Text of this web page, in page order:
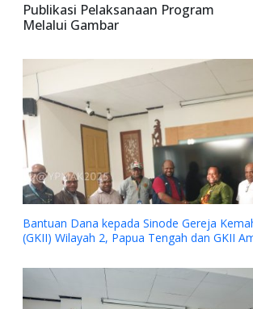
Publikasi Pelaksanaan Program
Melalui Gambar
Bantuan Dana kepada Sinode Gereja
(GKII) Wilayah 2, Papua Tengah dan GKII